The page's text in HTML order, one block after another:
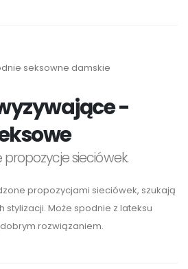
-
propozycje sieciówek.
propozycjami sieciówek, szukają
stylizacji. Może spodnie z lateksu
rozwiązaniem.